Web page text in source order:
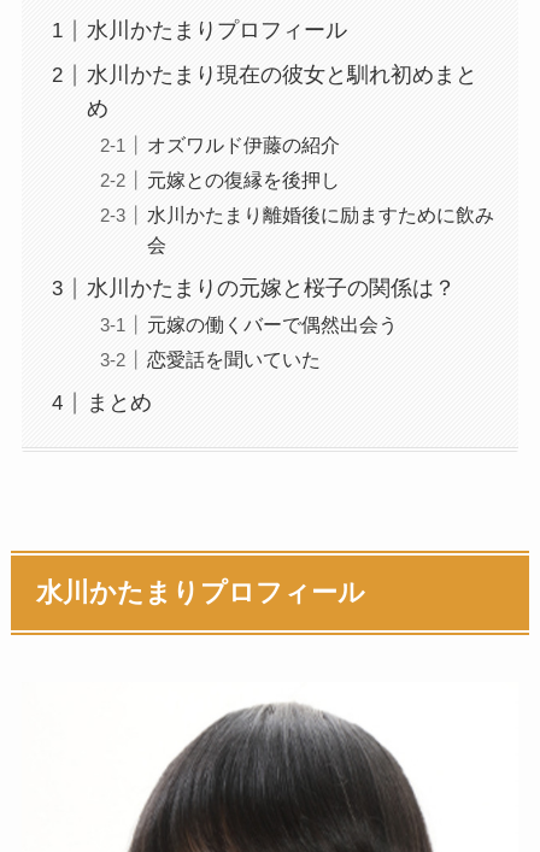
水川かたまりプロフィール
水川かたまり現在の彼女と馴れ初めまと
め
オズワルド伊藤の紹介
元嫁との復縁を後押し
水川かたまり離婚後に励ますために飲み
会
水川かたまりの元嫁と桜子の関係は？
元嫁の働くバーで偶然出会う
恋愛話を聞いていた
まとめ
水川かたまりプロフィール